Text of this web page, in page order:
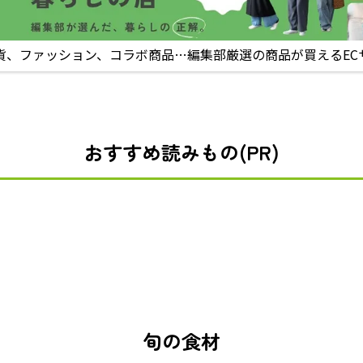
、ファッション、コラボ商品…編集部厳選の商品が買えるEC
おすすめ読みもの(PR)
旬の食材